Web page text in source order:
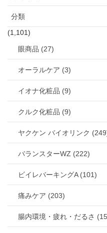
分類
(1,101)
眼商品 (27)
オーラルケア (3)
イオナ化粧品 (9)
クルク化粧品 (9)
ヤクケン バイオリンク
バランスターWZ (222)
ビイレバーキングA (101)
痛みケア (203)
腸内環境・疲れ・だるさ